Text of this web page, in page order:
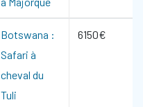
Botswana :
Safari à
cheval du
Tuli
6150€